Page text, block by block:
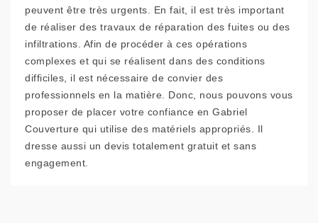
peuvent être très urgents. En fait, il est très important
de réaliser des travaux de réparation des fuites ou des
infiltrations. Afin de procéder à ces opérations
complexes et qui se réalisent dans des conditions
difficiles, il est nécessaire de convier des
professionnels en la matière. Donc, nous pouvons vous
proposer de placer votre confiance en Gabriel
Couverture qui utilise des matériels appropriés. Il
dresse aussi un devis totalement gratuit et sans
engagement.